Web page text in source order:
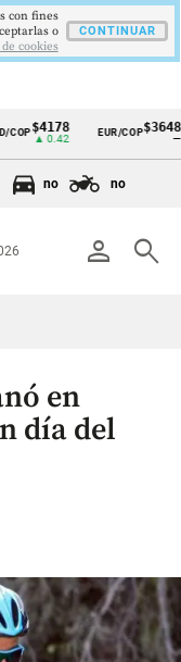
$4178
▲ 0.42
EUR/COP$3648
no no
person search
en
día del
con fines
o
cookies
CONTINUAR